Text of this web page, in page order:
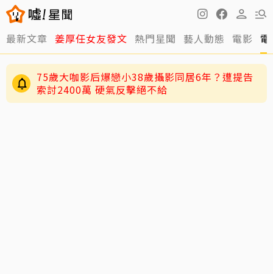
最新文章 姜厚任女友發文 熱門星聞 藝人動態 電影
75歲大咖影后爆戀小38歲攝影同居6年？遭提告
索討2400萬 硬氣反擊絕不給